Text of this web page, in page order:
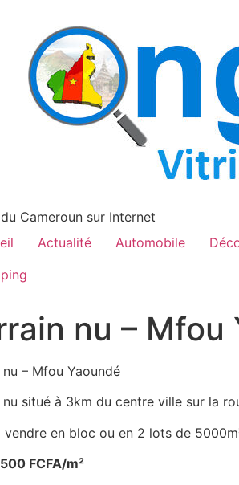
Cameroun sur Internet
Actualité Automobile
nu – Mfou
nu – Mfou Yaoundé
nu situé à 3km du centre ville sur la
vendre en bloc ou en 2 lots de
FCFA/m²